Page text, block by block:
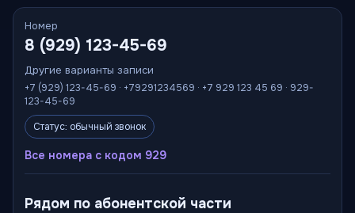
Номер
8 (929) 123-45-69
Другие варианты записи
+7 (929) 123-45-69 · +79291234569 · +7 929 123 45 69 · 929-
123-45-69
Статус: обычный звонок
Все номера с кодом 929
Рядом по абонентской части